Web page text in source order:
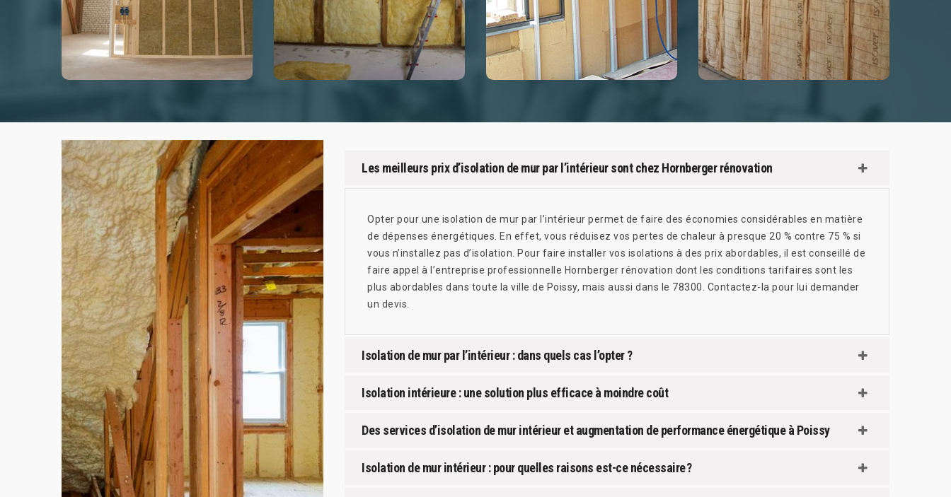
Les meilleurs prix d’isolation de mur par l’intérieur sont chez Hornberger rénovation
Opter pour une isolation de mur par l’intérieur permet de faire des économies considérables en matière
de dépenses énergétiques. En effet, vous réduisez vos pertes de chaleur à presque 20 % contre 75 % si
vous n’installez pas d’isolation. Pour faire installer vos isolations à des prix abordables, il est conseillé de
faire appel à l’entreprise professionnelle Hornberger rénovation dont les conditions tarifaires sont les
plus abordables dans toute la ville de Poissy, mais aussi dans le 78300. Contactez-la pour lui demander
un devis.
Isolation de mur par l’intérieur : dans quels cas l’opter ?
Isolation intérieure : une solution plus efficace à moindre coût
Des services d’isolation de mur intérieur et augmentation de performance énergétique à Poissy
Isolation de mur intérieur : pour quelles raisons est-ce nécessaire ?